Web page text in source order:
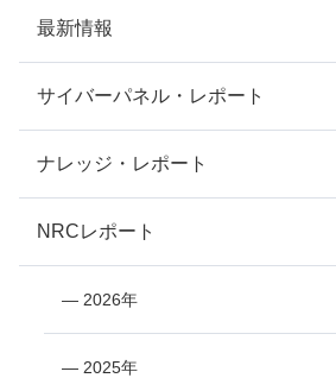
最新情報
サイバーパネル・レポート
ナレッジ・レポート
NRCレポート
― 2026年
― 2025年